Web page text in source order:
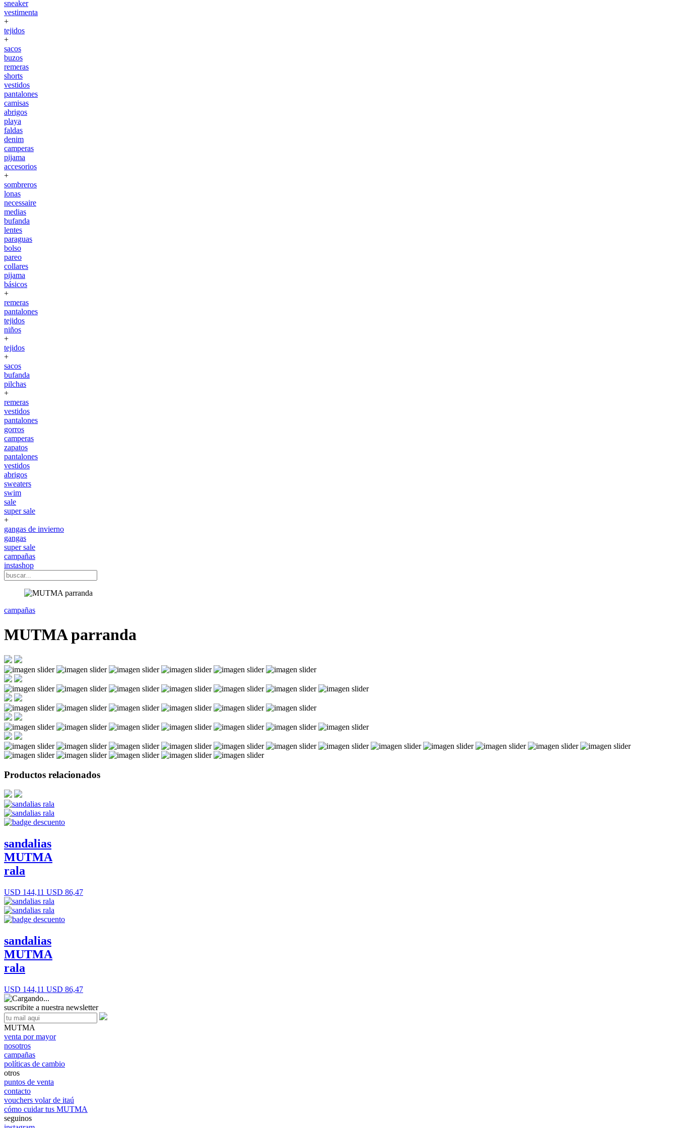
sneaker
vestimenta
+
tejidos
+
sacos
buzos
remeras
shorts
vestidos
pantalones
camisas
abrigos
playa
faldas
denim
camperas
pijama
accesorios
+
sombreros
lonas
necessaire
medias
bufanda
lentes
paraguas
bolso
pareo
collares
pijama
básicos
+
remeras
pantalones
tejidos
niños
+
tejidos
+
sacos
bufanda
pilchas
+
remeras
vestidos
pantalones
gorros
camperas
zapatos
pantalones
vestidos
abrigos
sweaters
swim
sale
super sale
+
gangas de invierno
gangas
super sale
campañas
instashop
campañas
MUTMA parranda
Productos relacionados
sandalias
MUTMA
rala
USD 144,11 USD 86,47
sandalias
MUTMA
rala
USD 144,11 USD 86,47
suscribite a nuestra newsletter
MUTMA
venta por mayor
nosotros
campañas
políticas de cambio
otros
puntos de venta
contacto
vouchers volar de itaú
cómo cuidar tus MUTMA
seguinos